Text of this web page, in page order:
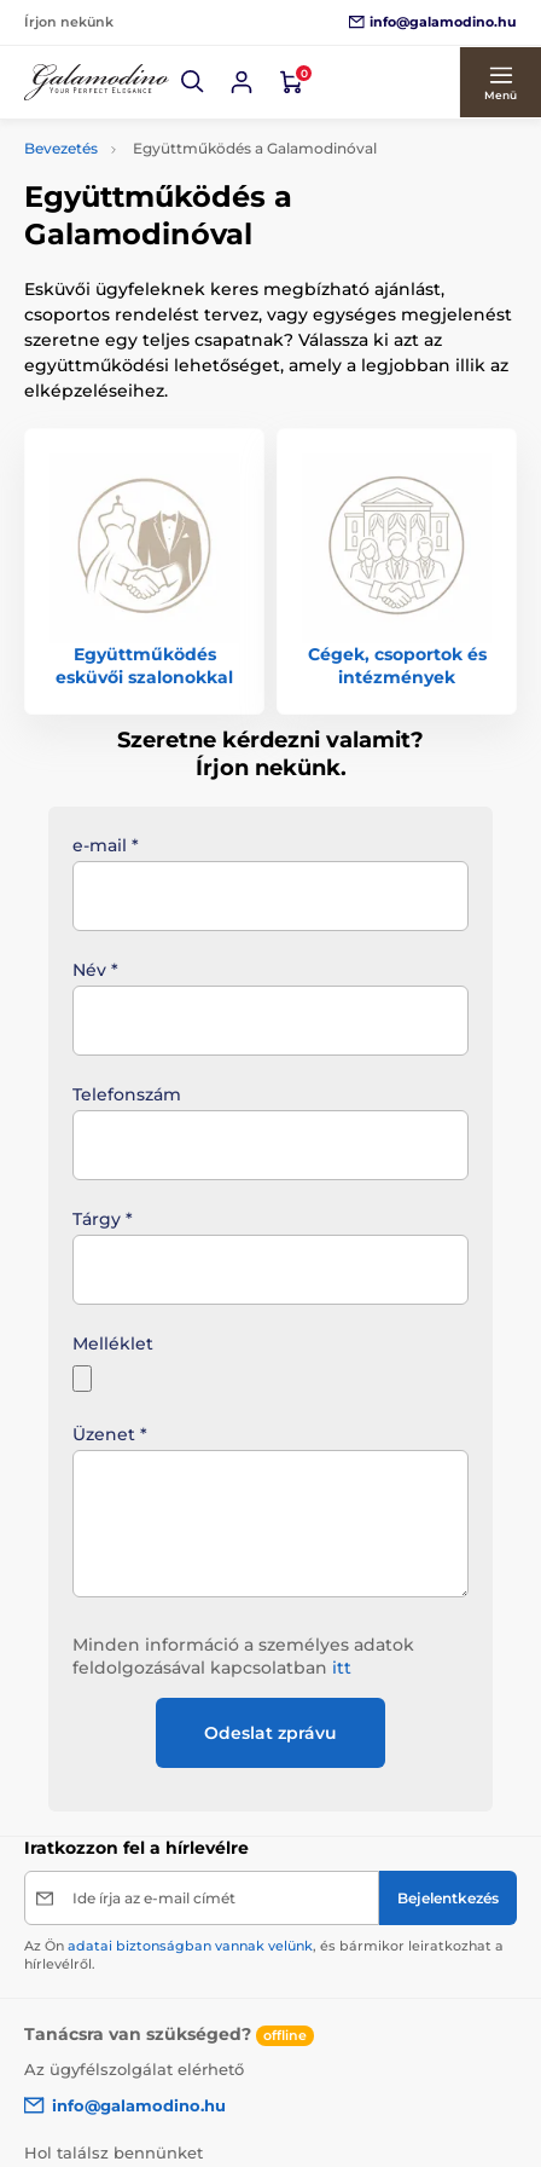
Írjon nekünk info@galamodino.hu
0
Menü
Bevezetés Együttműködés a Galamodinóval
Együttműködés a
Galamodinóval
Esküvői ügyfeleknek keres megbízható ajánlást,
csoportos rendelést tervez, vagy egységes megjelenést
szeretne egy teljes csapatnak? Válassza ki azt az
együttműködési lehetőséget, amely a legjobban illik az
elképzeléseihez.
Együttműködés
esküvői szalonokkal
Cégek, csoportok és
intézmények
Szeretne kérdezni valamit?
Írjon nekünk.
e-mail *
Név *
Telefonszám
Tárgy *
Melléklet
Üzenet *
Minden információ a személyes adatok
feldolgozásával kapcsolatban itt
Odeslat zprávu
Iratkozzon fel a hírlevélre
Ide írja az e-mail címét Bejelentkezés
Az Ön adatai biztonságban vannak velünk, és bármikor leiratkozhat a
hírlevélről.
Tanácsra van szükséged? offline
Az ügyfélszolgálat elérhető
info@galamodino.hu
Hol találsz bennünket